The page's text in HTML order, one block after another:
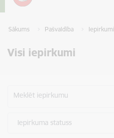
Sākums Pašvaldība Iepirkumi
Visi iepirkumi
Meklēt iepirkumu
Iepirkuma statuss